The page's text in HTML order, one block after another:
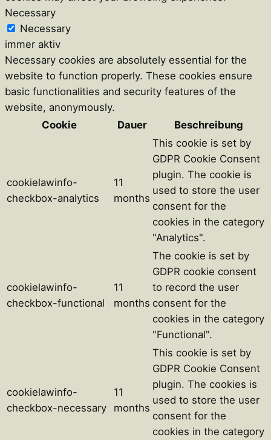
Necessary
Necessary
immer aktiv
Necessary cookies are absolutely essential for the
website to function properly. These cookies ensure
basic functionalities and security features of the
website, anonymously.
Cookie
Dauer Beschreibung
cookielawinfo-
checkbox-analytics
11
months
This cookie is set by
GDPR Cookie Consent
plugin. The cookie is
used to store the user
consent for the
cookies in the category
"Analytics".
cookielawinfo-
checkbox-functional
11
months
The cookie is set by
GDPR cookie consent
to record the user
consent for the
cookies in the category
"Functional".
cookielawinfo-
checkbox-necessary
11
months
This cookie is set by
GDPR Cookie Consent
plugin. The cookies is
used to store the user
consent for the
cookies in the category